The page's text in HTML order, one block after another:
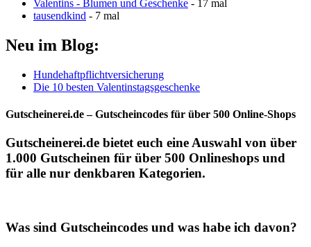
Valentins - Blumen und Geschenke - 17 mal
tausendkind - 7 mal
Neu im Blog:
Hundehaftpflichtversicherung
Die 10 besten Valentinstagsgeschenke
Gutscheinerei.de – Gutscheincodes für über 500 Online-Shops
Gutscheinerei.de bietet euch eine Auswahl von über
1.000 Gutscheinen für über 500 Onlineshops und
für alle nur denkbaren Kategorien.
Was sind Gutscheincodes und was habe ich davon?